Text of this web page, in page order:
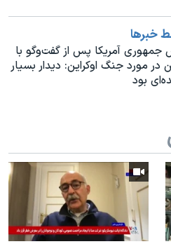
صلح
«سی‌پک»
خبرها
جمهوری آمریکا پس از گفت‌وگو با
در مورد جنگ اوکراین: دیدار بسیار
بود